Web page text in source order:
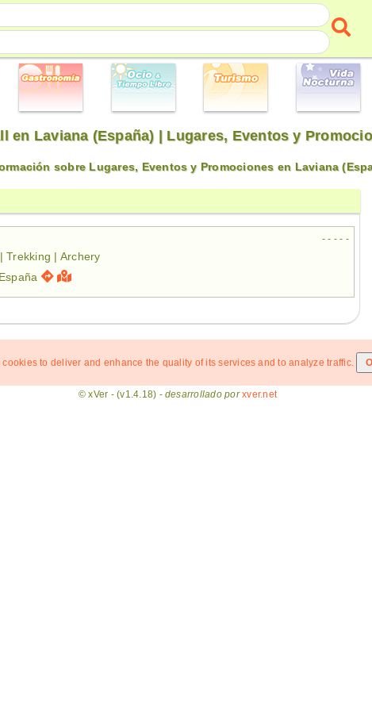
en Laviana (España) | Lugares, Eventos y
sobre Lugares, Eventos y Promociones en Laviana
- - - - -
Trekking | Archery
España
cookies to deliver and enhance the quality of its services and to analyze traffic.
© xVer - (v1.4.18) -desarrollado por xver.net